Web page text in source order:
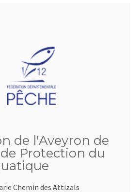
de l'Aveyron de
Protection du
Chemin des Attizals